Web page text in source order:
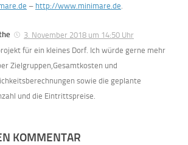
– http://www.minimare.de
3. November 2018 um 14:50 Uhr
für ein kleines Dorf. Ich würde gerne mehr
Zielgruppen,Gesamtkosten und
sowie die geplante
und die Eintrittspreise.
KOMMENTAR